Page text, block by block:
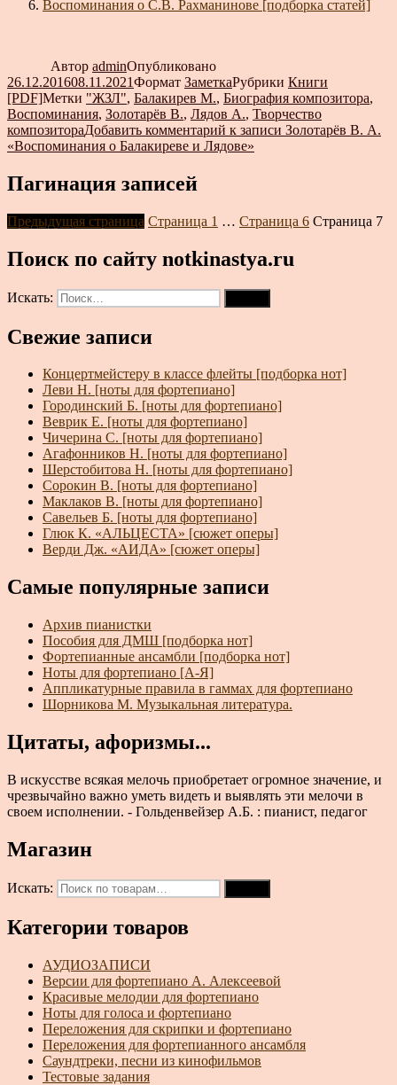
Воспоминания о С.В. Рахманинове [подборка статей]
Автор adminОпубликовано
26.12.201608.11.2021Формат ЗаметкаРубрики Книги
[PDF]Метки "ЖЗЛ", Балакирев М., Биография композитора,
Воспоминания, Золотарёв В., Лядов А., Творчество
композитораДобавить комментарий к записи Золотарёв В. А.
«Воспоминания о Балакиреве и Лядове»
Пагинация записей
Предыдущая страница Страница 1 … Страница 6 Страница 7
Поиск по сайту notkinastya.ru
Искать:
Свежие записи
Концертмейстеру в классе флейты [подборка нот]
Леви Н. [ноты для фортепиано]
Городинский Б. [ноты для фортепиано]
Веврик Е. [ноты для фортепиано]
Чичерина С. [ноты для фортепиано]
Агафонников Н. [ноты для фортепиано]
Шерстобитова Н. [ноты для фортепиано]
Сорокин В. [ноты для фортепиано]
Маклаков В. [ноты для фортепиано]
Савельев Б. [ноты для фортепиано]
Глюк К. «АЛЬЦЕСТА» [сюжет оперы]
Верди Дж. «АИДА» [сюжет оперы]
Самые популярные записи
Архив пианистки
Пособия для ДМШ [подборка нот]
Фортепианные ансамбли [подборка нот]
Ноты для фортепиано [А-Я]
Аппликатурные правила в гаммах для фортепиано
Шорникова М. Музыкальная литература.
Цитаты, афоризмы...
В искусстве всякая мелочь приобретает огромное значение, и
чрезвычайно важно уметь видеть и выявлять эти мелочи в
своем исполнении. - Гольденвейзер А.Б. : пианист, педагог
Магазин
Искать:
Категории товаров
АУДИОЗАПИСИ
Версии для фортепиано А. Алексеевой
Красивые мелодии для фортепиано
Ноты для голоса и фортепиано
Переложения для скрипки и фортепиано
Переложения для фортепианного ансамбля
Саундтреки, песни из кинофильмов
Тестовые задания